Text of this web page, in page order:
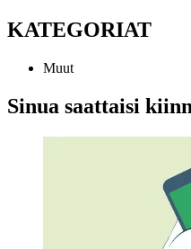
KATEGORIAT
Muut
Sinua saattaisi